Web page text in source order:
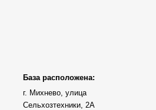
База расположена:
г. Михнево, улица
Сельхозтехники, 2А